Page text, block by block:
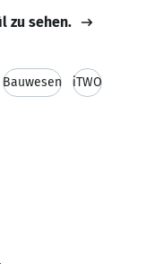
zu sehen.
Bauwesen iTWO